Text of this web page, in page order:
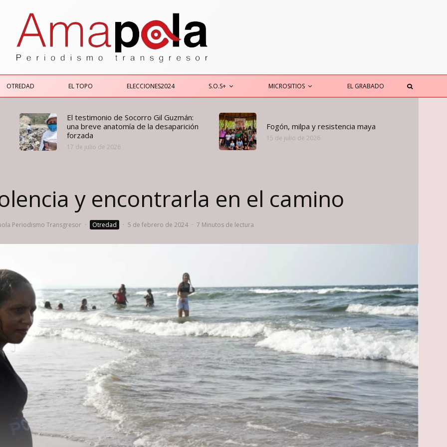
OTREDAD EL TOPO ELECCIONES2024 S.O.S+ MICROSITIOS EL GRABADO
El testimonio de Socorro Gil Guzmán:
una breve anatomía de la desaparición
forzada
17 de julio de 2026
Fogón, milpa y resistencia maya
15 de julio de 2026
y encontrarla en el camino
Periodismo Transgresor · Otredad · 5 de febrero de 2024 · 7 Minutos de lectura